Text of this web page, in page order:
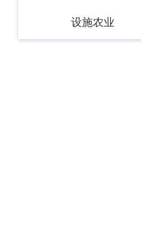
设施农业